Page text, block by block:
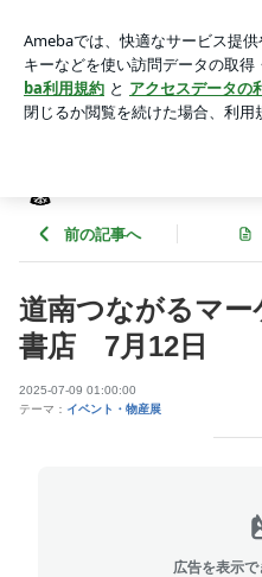
雪んこ キッチン便り
アプリをダウンロードして ブロ
ょう。
前の記事へ
道南つながるマ
書店 7月12日
2025-07-09 01:00:00
テーマ： イベント・物産展
広告を表示